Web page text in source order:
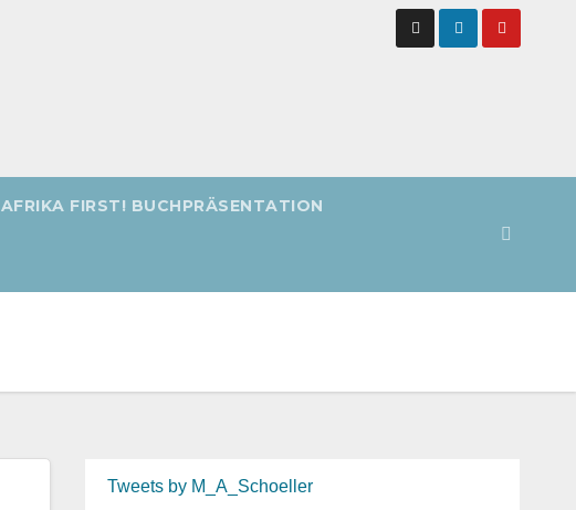
AFRIKA FIRST! BUCHPRÄSENTATION
Tweets by M_A_Schoeller